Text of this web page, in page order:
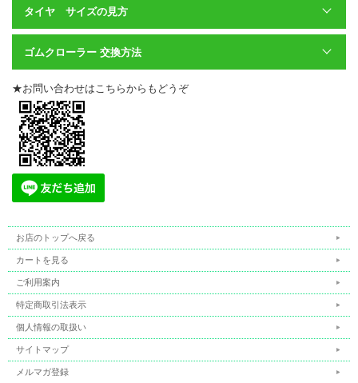
タイヤ サイズの見方
ゴムクローラー 交換方法
★お問い合わせはこちらからもどうぞ
お店のトップへ戻る
カートを見る
ご利用案内
特定商取引法表示
個人情報の取扱い
サイトマップ
メルマガ登録